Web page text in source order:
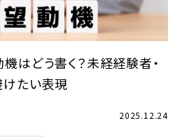
はどう書く？未経経験者・
たい表現
2025.12.24